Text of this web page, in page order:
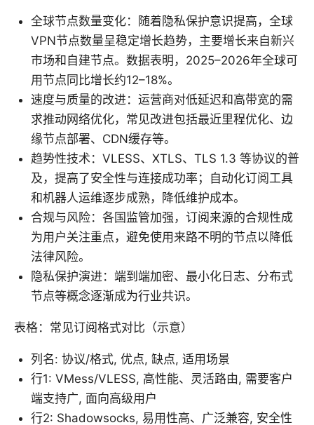
全球节点数量变化：随着隐私保护意识提高，全球
VPN节点数量呈稳定增长趋势，主要增长来自新兴
市场和自建节点。数据表明，2025–2026年全球可
用节点同比增长约12–18%。
速度与质量的改进：运营商对低延迟和高带宽的需
求推动网络优化，常见改进包括最近里程优化、边
缘节点部署、CDN缓存等。
趋势性技术：VLESS、XTLS、TLS 1.3 等协议的普
及，提高了安全性与连接成功率；自动化订阅工具
和机器人运维逐步成熟，降低维护成本。
合规与风险：各国监管加强，订阅来源的合规性成
为用户关注重点，避免使用来路不明的节点以降低
法律风险。
隐私保护演进：端到端加密、最小化日志、分布式
节点等概念逐渐成为行业共识。
表格：常见订阅格式对比（示意）
列名: 协议/格式, 优点, 缺点, 适用场景
行1: VMess/VLESS, 高性能、灵活路由, 需要客户
端支持广, 面向高级用户
行2: Shadowsocks, 易用性高、广泛兼容, 安全性